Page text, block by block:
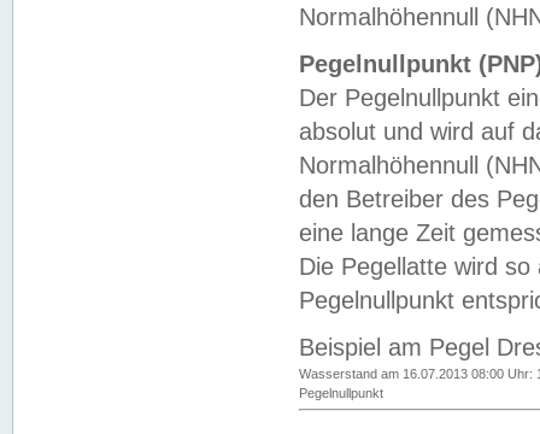
Normalhöhennull
Pegelnullpunkt
Der Pegelnullpunkt
absolut und wird auf
Normalhöhennull
den Betreiber des
eine lange Zeit
Die Pegellatte wird
Pegelnullpunkt
Beispiel am Pegel
Wasserstand am 16.07.2013 08:00 Uhr:
Pegelnullpunkt